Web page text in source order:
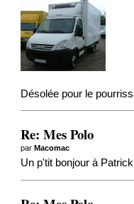
Désolée pour le
Re: Mes Polo
parMacomac
Un p'tit bonjour à